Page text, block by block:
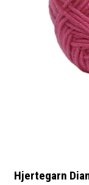
Hjertegarn